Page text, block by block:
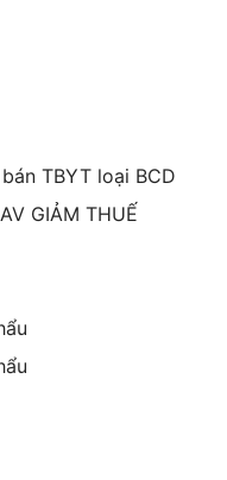
TBYT loại BCD
GIẢM THUẾ